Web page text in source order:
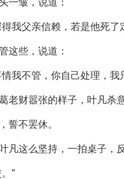
一皱，说道：
得我父亲信赖，若是他死了
这些，说道：
情我不管，你自己处理，我
老财嚣张的样子，叶凡杀
誓不罢休。
凡这么坚持，一拍桌子，
”